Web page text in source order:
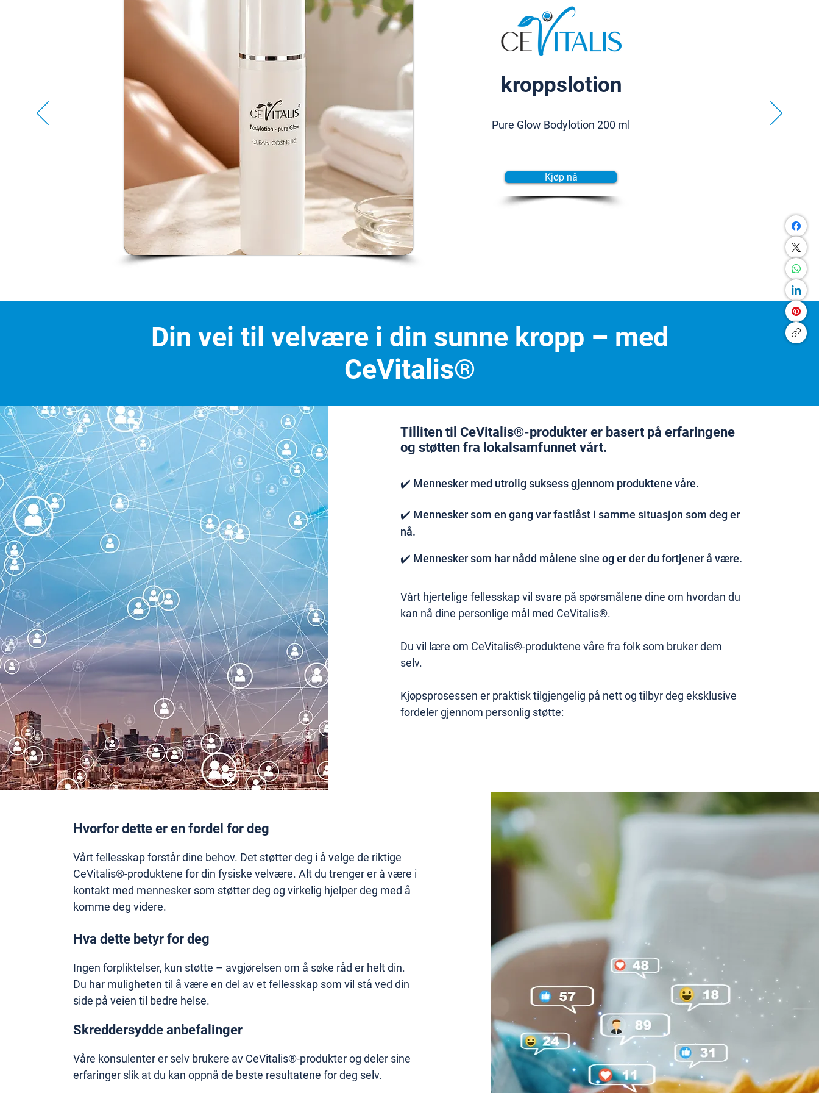
kroppslotion
Pure Glow Bodylotion 200 ml
Kjøp nå
Din vei til velvære i din sunne kropp – med
CeVitalis®
Tilliten til CeVitalis®-produkter er basert på erfaringene
og støtten fra lokalsamfunnet vårt.
✔️ Mennesker med utrolig suksess gjennom produktene våre.
✔️ Mennesker som en gang var fastlåst i samme situasjon som deg er
nå.
✔️ Mennesker som har nådd målene sine og er der du fortjener å være.
Vårt hjertelige fellesskap vil svare på spørsmålene dine om hvordan du
kan nå dine personlige mål med CeVitalis®.
Du vil lære om CeVitalis®-produktene våre fra folk som bruker dem
selv.
Kjøpsprosessen er praktisk tilgjengelig på nett og tilbyr deg eksklusive
fordeler gjennom personlig støtte:
Hvorfor dette er en fordel for deg
Vårt fellesskap forstår dine behov. Det støtter deg i å velge de riktige
CeVitalis®-produktene for din fysiske velvære. Alt du trenger er å være i
kontakt med mennesker som støtter deg og virkelig hjelper deg med å
komme deg videre.
Hva dette betyr for deg
Ingen forpliktelser, kun støtte – avgjørelsen om å søke råd er helt din.
Du har muligheten til å være en del av et fellesskap som vil stå ved din
side på veien til bedre helse.
Skreddersydde anbefalinger
Våre konsulenter er selv brukere av CeVitalis®-produkter og deler sine
erfaringer slik at du kan oppnå de beste resultatene for deg selv.